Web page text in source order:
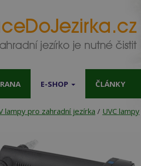
E-SHOP ČLÁNKY
lampy pro zahradní jezírka / UVC lampy